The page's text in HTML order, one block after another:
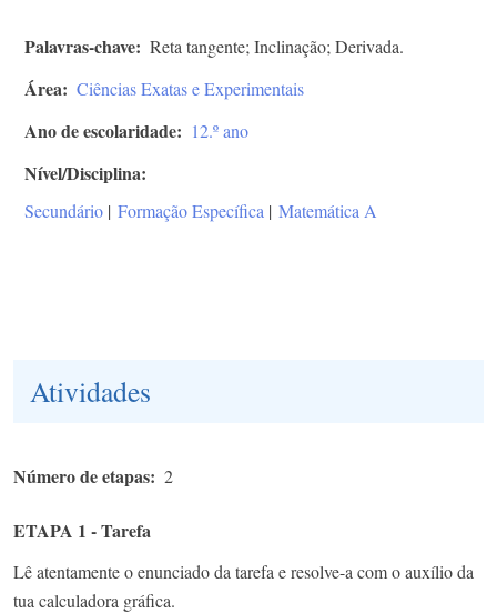
Palavras-chave Reta tangente; Inclinação; Derivada.
Área Ciências Exatas e Experimentais
Ano de escolaridade 12.º ano
Nível/Disciplina
Secundário | Formação Específica | Matemática A
Atividades
Número de etapas 2
ETAPA 1 - Tarefa
Lê atentamente o enunciado da tarefa e resolve-a com o auxílio da
tua calculadora gráfica.